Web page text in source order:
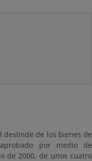
deslinde de los bienes de
por medio de
de 2000, de unos cuatro